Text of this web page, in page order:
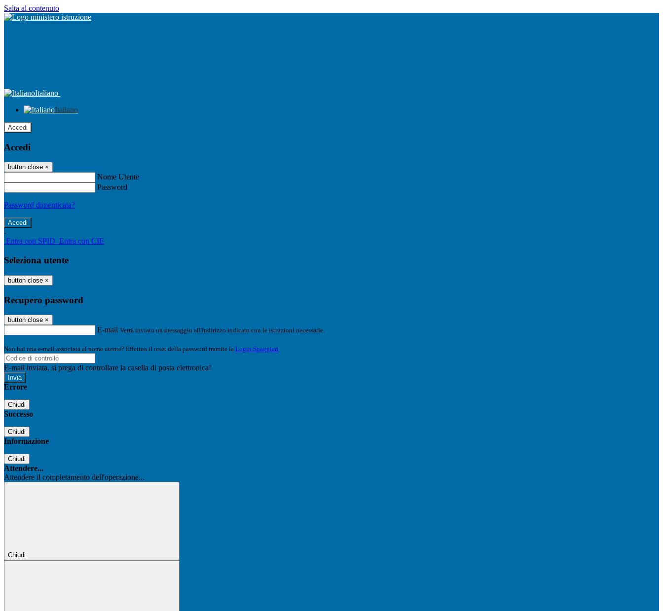
Salta al contenuto
Italiano
Italiano
Accedi
Accedi
button close ×
Nome Utente
Password
Password dimenticata?
-
Entra con SPID Entra con CIE
Seleziona utente
button close ×
Recupero password
button close ×
E-mail Verrà inviato un messaggio all'indirizzo indicato con le istruzioni necessarie.
Non hai una e-mail associata al nome utente? Effettua il reset della password tramite la Login Spaggiari
E-mail inviata, si prega di controllare la casella di posta elettronica!
Errore
Chiudi
Successo
Chiudi
Informazione
Chiudi
Attendere...
Attendere il completamento dell'operazione...
Chiudi